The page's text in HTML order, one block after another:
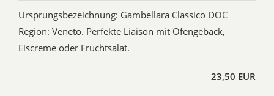
Ursprungsbezeichnung: Gambellara Classico DOC
Region: Veneto. Perfekte Liaison mit Ofengebäck,
Eiscreme oder Fruchtsalat.
23,50 EUR